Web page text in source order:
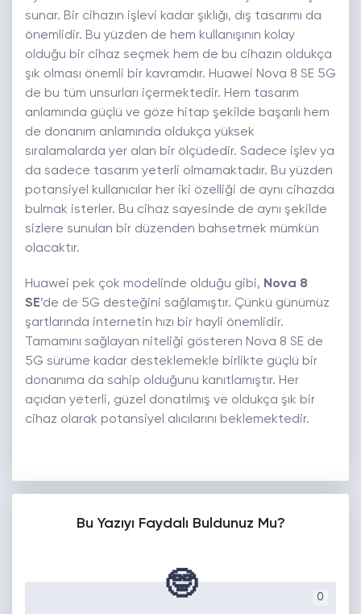
sunar. Bir cihazın işlevi kadar şıklığı, dış tasarımı da
önemlidir. Bu yüzden de hem kullanışının kolay
olduğu bir cihaz seçmek hem de bu cihazın oldukça
şık olması önemli bir kavramdır. Huawei Nova 8 SE 5G
de bu tüm unsurları içermektedir. Hem tasarım
anlamında güçlü ve göze hitap şekilde başarılı hem
de donanım anlamında oldukça yüksek
sıralamalarda yer alan bir ölçüdedir. Sadece işlev ya
da sadece tasarım yeterli olmamaktadır. Bu yüzden
potansiyel kullanıcılar her iki özelliği de aynı cihazda
bulmak isterler. Bu cihaz sayesinde de aynı şekilde
sizlere sunulan bir düzenden bahsetmek mümkün
olacaktır.
Huawei pek çok modelinde olduğu gibi, Nova 8
SE’de de 5G desteğini sağlamıştır. Çünkü günümüz
şartlarında internetin hızı bir hayli önemlidir.
Tamamını sağlayan niteliği gösteren Nova 8 SE de
5G sürüme kadar desteklemekle birlikte güçlü bir
donanıma da sahip olduğunu kanıtlamıştır. Her
açıdan yeterli, güzel donatılmış ve oldukça şık bir
cihaz olarak potansiyel alıcılarını beklemektedir.
Bu Yazıyı Faydalı Buldunuz Mu?
0
🤓